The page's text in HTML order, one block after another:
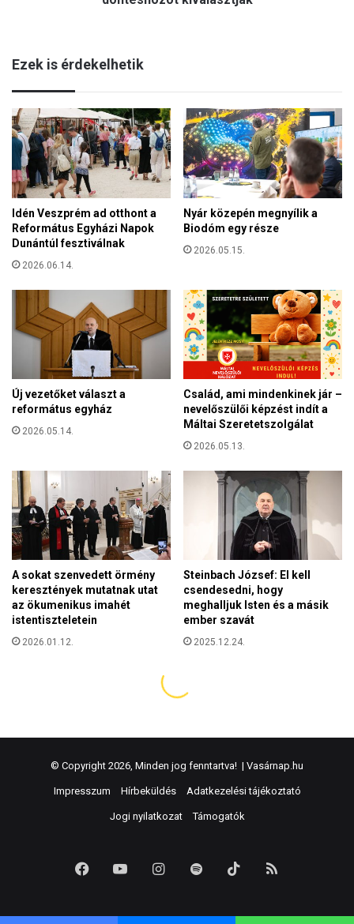
© Copyright 2026, Minden jog fenntartva! | Vasárnap.hu
Impresszum Hírbeküldés Adatkezelési tájékoztató
Jogi nyilatkozat Támogatók
FacebookYouTubeInstagram
Spotify TikTok